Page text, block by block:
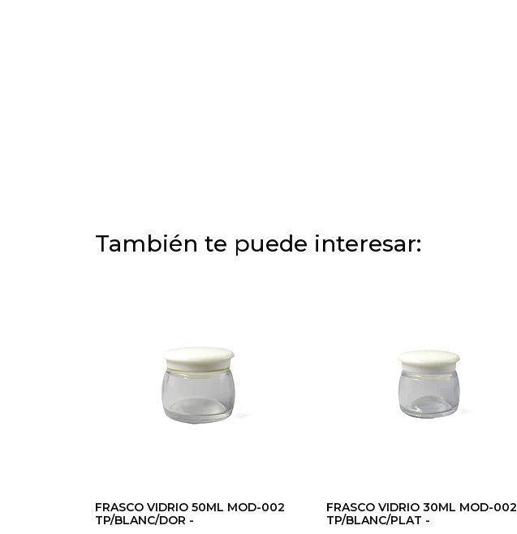
También te puede interesar:
FRASCO VIDRIO 50ML MOD-002
TP/BLANC/DOR -
FRASCO VIDRIO 30ML MOD-002
TP/BLANC/PLAT -